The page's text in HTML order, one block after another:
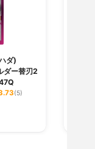
ダ)
ー替刃2
(5)